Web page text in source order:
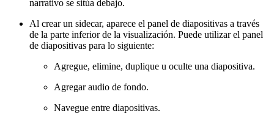
narrativo se sitúa debajo.
Al crear un sidecar, aparece el panel de diapositivas a través
de la parte inferior de la visualización. Puede utilizar el panel
de diapositivas para lo siguiente:
Agregue, elimine, duplique u oculte una diapositiva.
Agregar audio de fondo.
Navegue entre diapositivas.